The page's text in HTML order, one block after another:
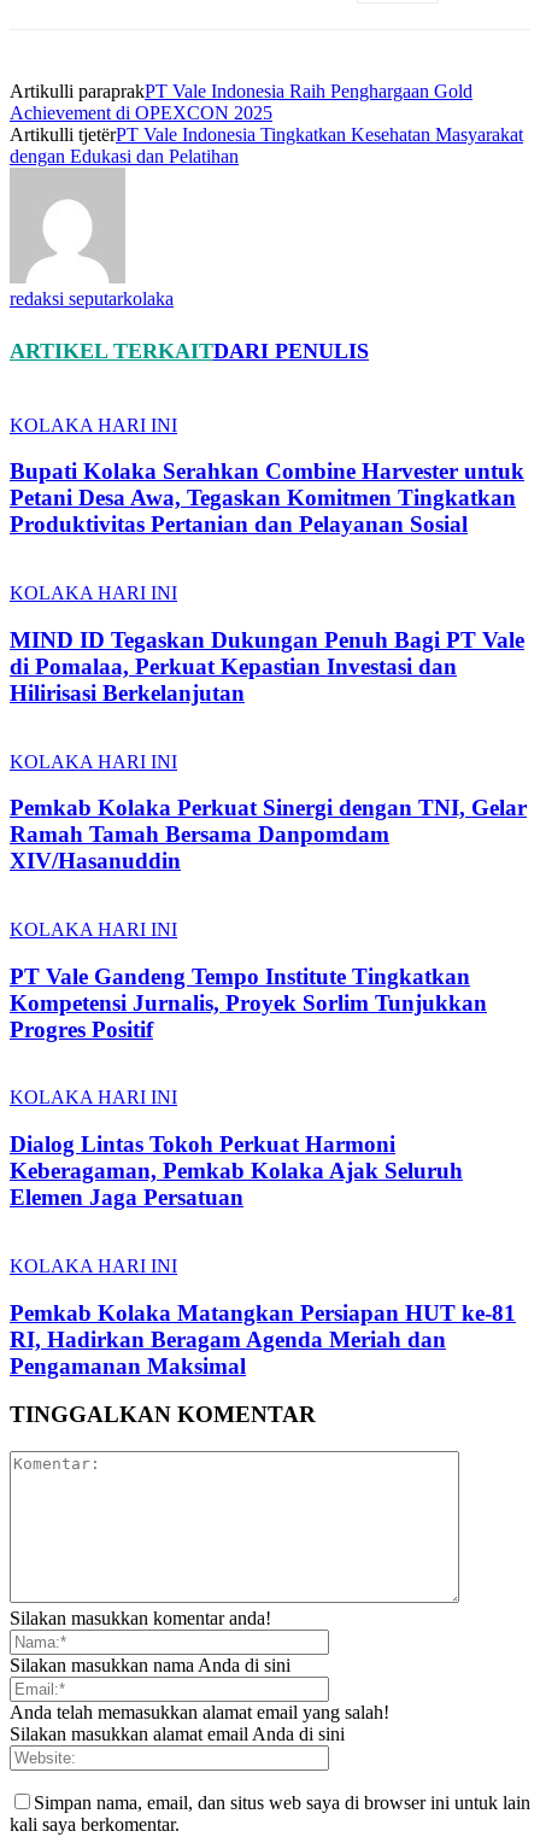
Artikulli paraprakPT Vale Indonesia Raih Penghargaan Gold
Achievement di OPEXCON 2025
Artikulli tjetërPT Vale Indonesia Tingkatkan Kesehatan Masyarakat
dengan Edukasi dan Pelatihan
redaksi seputarkolaka
ARTIKEL TERKAITDARI PENULIS
KOLAKA HARI INI
Bupati Kolaka Serahkan Combine Harvester untuk
Petani Desa Awa, Tegaskan Komitmen Tingkatkan
Produktivitas Pertanian dan Pelayanan Sosial
KOLAKA HARI INI
MIND ID Tegaskan Dukungan Penuh Bagi PT Vale
di Pomalaa, Perkuat Kepastian Investasi dan
Hilirisasi Berkelanjutan
KOLAKA HARI INI
Pemkab Kolaka Perkuat Sinergi dengan TNI, Gelar
Ramah Tamah Bersama Danpomdam
XIV/Hasanuddin
KOLAKA HARI INI
PT Vale Gandeng Tempo Institute Tingkatkan
Kompetensi Jurnalis, Proyek Sorlim Tunjukkan
Progres Positif
KOLAKA HARI INI
Dialog Lintas Tokoh Perkuat Harmoni
Keberagaman, Pemkab Kolaka Ajak Seluruh
Elemen Jaga Persatuan
KOLAKA HARI INI
Pemkab Kolaka Matangkan Persiapan HUT ke-81
RI, Hadirkan Beragam Agenda Meriah dan
Pengamanan Maksimal
TINGGALKAN KOMENTAR
Silakan masukkan komentar anda!
Silakan masukkan nama Anda di sini
Anda telah memasukkan alamat email yang salah!
Silakan masukkan alamat email Anda di sini
Simpan nama, email, dan situs web saya di browser ini untuk lain
kali saya berkomentar.